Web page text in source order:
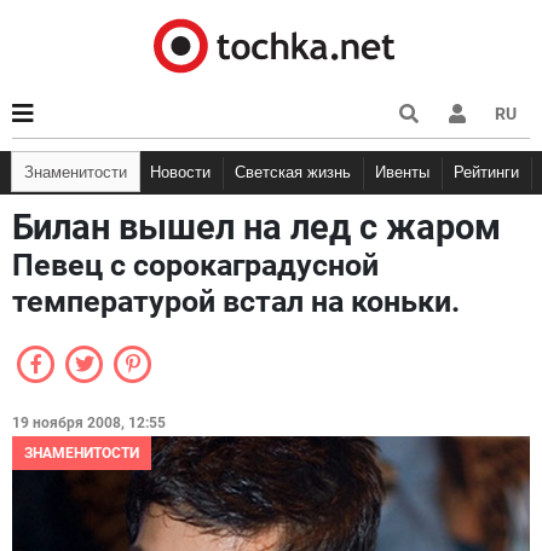
RU
Знаменитости Новости Светская жизнь Ивенты Рейтинги
Билан вышел на лед с жаром
Певец с сорокаградусной
температурой встал на коньки.
19 ноября 2008, 12:55
ЗНАМЕНИТОСТИ